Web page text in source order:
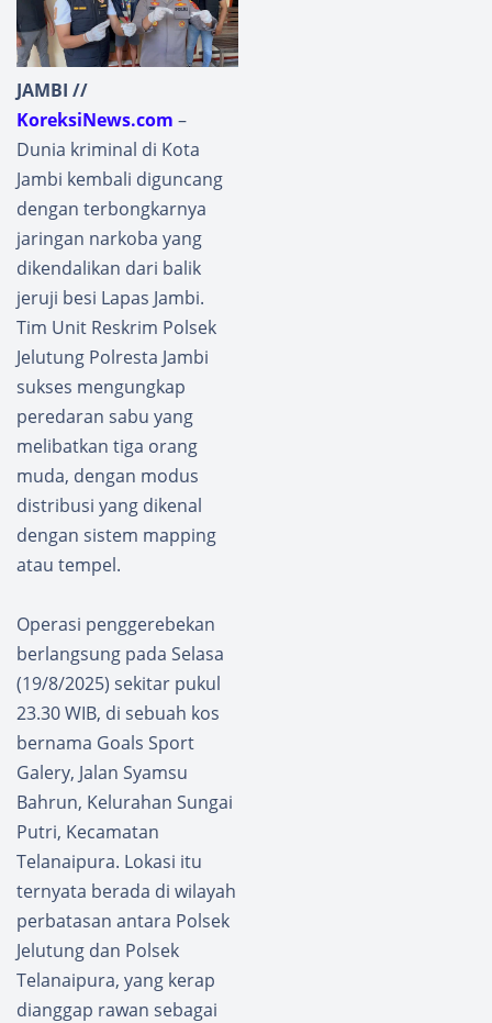
JAMBI //
KoreksiNews.com –
Dunia kriminal di Kota
Jambi kembali diguncang
dengan terbongkarnya
jaringan narkoba yang
dikendalikan dari balik
jeruji besi Lapas Jambi.
Tim Unit Reskrim Polsek
Jelutung Polresta Jambi
sukses mengungkap
peredaran sabu yang
melibatkan tiga orang
muda, dengan modus
distribusi yang dikenal
dengan sistem mapping
atau tempel.
Operasi penggerebekan
berlangsung pada Selasa
(19/8/2025) sekitar pukul
23.30 WIB, di sebuah kos
bernama Goals Sport
Galery, Jalan Syamsu
Bahrun, Kelurahan Sungai
Putri, Kecamatan
Telanaipura. Lokasi itu
ternyata berada di wilayah
perbatasan antara Polsek
Jelutung dan Polsek
Telanaipura, yang kerap
dianggap rawan sebagai